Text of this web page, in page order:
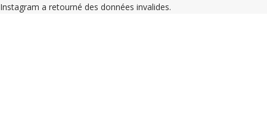
Instagram a retourné des données invalides.